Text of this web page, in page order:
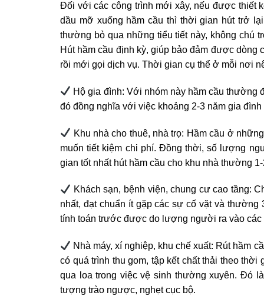
Đối với các công trình mới xây, nếu được thiết
dầu mỡ xuống hầm cầu thì thời gian hút trở
thường bỏ qua những tiểu tiết này, không chú
Hút hầm cầu định kỳ, giúp bảo đảm được
rồi mới gọi dịch vụ. Thời gian cụ thể ở mỗi nơi
Hộ gia đình: Với nhóm này hầm cầu
đó đồng nghĩa với việc khoảng 2-3 năm gia
Khu nhà cho thuê, nhà trọ: Hầm cầu ở
muốn tiết kiệm chi phí. Đồng thời, số lượng
gian tốt nhất hút hầm cầu cho khu nhà thường
Khách sạn, bệnh viện, chung cư cao tầng:
nhất, đạt chuẩn ít gặp các sự cố vặt và
tính toán trước được do lượng người ra vào các
Nhà máy, xí nghiệp, khu chế xuất: Rút hầm
có quá trình thu gom, tập kết chất thải theo
qua loa trong việc vệ sinh thường xuyên. Đó
tượng trào ngược, nghẹt cục bộ.